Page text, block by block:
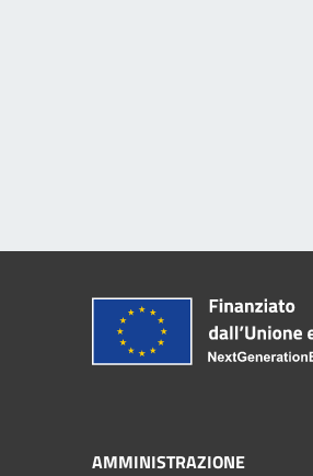
AMMINISTRAZIONE